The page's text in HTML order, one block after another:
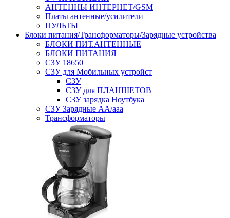
АНТЕННЫ ИНТЕРНЕТ/GSM
Платы антенные/усилители
ПУЛЬТЫ
Блоки питания/Трансформаторы/Зарядные устройства
БЛОКИ ПИТ.АНТЕННЫЕ
БЛОКИ ПИТАНИЯ
СЗУ 18650
СЗУ для Мобильных устройст
СЗУ
СЗУ для ПЛАНШЕТОВ
СЗУ зарядка Ноутбука
СЗУ Зарядные АА/ааа
Трансформаторы